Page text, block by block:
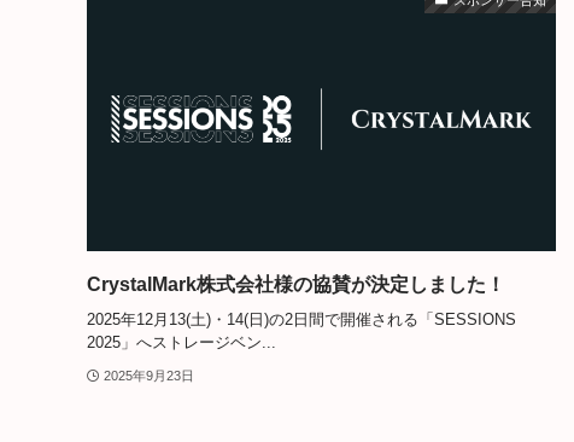
CrystalMark株式会社様の協賛が決定しました！
2025年12月13(土)・14(日)の2日間で開催される「SESSIONS
2025」へストレージベン...
2025年9月23日